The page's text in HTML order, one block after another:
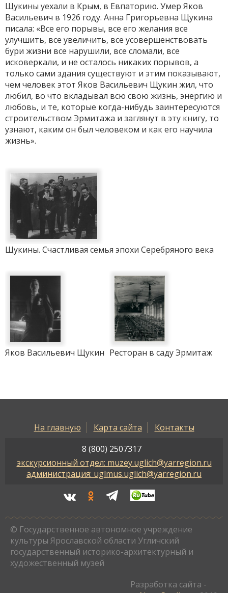
Щукины уехали в Крым, в Евпаторию. Умер Яков
Васильевич в 1926 году. Анна Григорьевна Щукина
писала: «Все его порывы, все его желания все
улучшить, все увеличить, все усовершенствовать
бури жизни все нарушили, все сломали, все
исковеркали, и не осталось никаких порывов, а
только сами здания существуют и этим показывают,
чем человек этот Яков Васильевич Щукин жил, что
любил, во что вкладывал всю свою жизнь, энергию и
любовь, и те, которые когда-нибудь заинтересуются
строительством Эрмитажа и заглянут в эту книгу, то
узнают, каким он был человеком и как его научила
жизнь».
Щукины. Счастливая семья эпохи Серебряного века
Яков Васильевич Щукин Ресторан в саду Эрмитаж
На главную Карта сайта
Контакты
8 (800) 2507317
экскурсионный отдел: muzey.uglich@yarregion.ru
администрация: uglmus.uglich@yarregion.ru
© Государственное автономное учреждение
культуры Ярославской области Угличский
государственный историко-архитектурный и
художественный музей
Разработка сайта -